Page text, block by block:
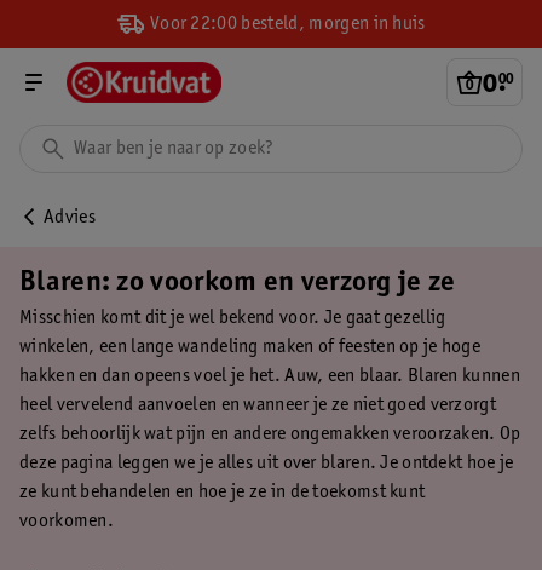
Voor 22:00 besteld, morgen in huis
0.
00
Advies
Blaren: zo voorkom en verzorg je ze
Misschien komt dit je wel bekend voor. Je gaat gezellig
winkelen, een lange wandeling maken of feesten op je hoge
hakken en dan opeens voel je het. Auw, een blaar. Blaren kunnen
heel vervelend aanvoelen en wanneer je ze niet goed verzorgt
zelfs behoorlijk wat pijn en andere ongemakken veroorzaken. Op
deze pagina leggen we je alles uit over blaren. Je ontdekt hoe je
ze kunt behandelen en hoe je ze in de toekomst kunt
voorkomen.